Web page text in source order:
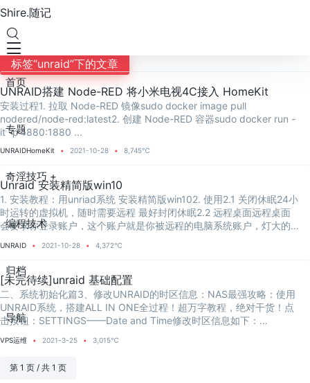
Shire.随记
首页
专题
奇淫技巧 +
编程技术
归档
导航
标签“unraid”下的文章
UNRAID搭建 Node-RED 将小米电视4C接入 HomeKit
安装过程1. 拉取 Node-RED 镜像sudo docker image pull
nodered/node-red:latest2. 创建 Node-RED 容器sudo docker run -
it -p 1880:1880 ...
UNRAIDHomeKit 2021-10-28 8,745℃
Unraid 安装精简版win10
1. 安装教程：用unriad系统 安装精简版win102. 使用2.1 关闭休眠24小
时运转的虚拟机，随时需要远程 最好封闭休眠2.2 远程桌面远程桌面
会要求你登录账户，这个账户就是你被远程的电脑系统账户，灯大的
UNRAID 2021-10-28 4,372℃
[未完待续]unraid 基础配置
二、系统初始化篇3、修改UNRAID的时区信息：NAS最强攻略：使用
UNRAID系统，搭建ALL IN ONE全过程！超万字教程，绝对干货！点
击按钮：SETTINGS——Date and Time修改时区信息如下：
VPS运维 2021-3-25 3,015℃
第 1 页 / 共 1 页